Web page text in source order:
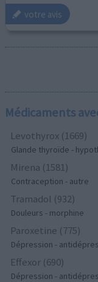
votre avis
Médicaments
Levothyrox (1669)
Glande thyroïde -
Mirena (1581)
Contraception - autre
Tramadol (932)
Douleurs - morphine
Paroxetine (775)
Dépression -
Effexor (690)
Dépression -